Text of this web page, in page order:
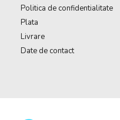
Politica de confidentialitate
Plata
Livrare
Date de contact